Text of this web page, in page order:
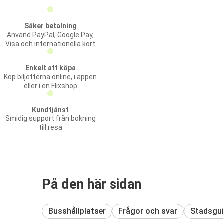
Säker betalning
Använd PayPal, Google Pay,
Visa och internationella kort
Enkelt att köpa
Köp biljetterna online, i appen
eller i en Flixshop
Kundtjänst
Smidig support från bokning
till resa
På den här sidan
Busshållplatser Frågor och svar